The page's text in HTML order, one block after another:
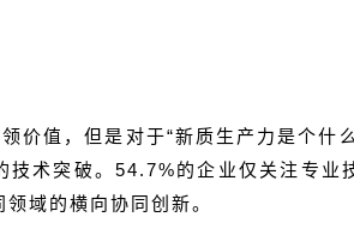
价值，但是对于“新质生产力是个
技术突破。54.7%的企业仅关注专
域的横向协同创新。